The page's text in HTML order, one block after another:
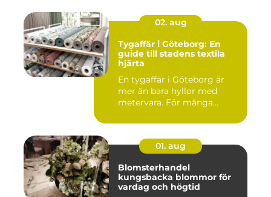
02. aug
Tygaffär i Göteborg: En
guide till stadens textila
hjärta
En tygaffär i Göteborg är
mer än bara hyllor med
metervara. För många...
01. aug
Blomsterhandel
kungsbacka blommor för
vardag och högtid